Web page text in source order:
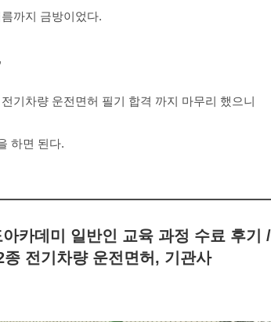
까지 금방이었다.
기차량 운전면허 필기 합격 까지 마무리 했으니
하면 된다.
카데미 일반인 교육 과정 수료 후기 /
종 전기차량 운전면허, 기관사